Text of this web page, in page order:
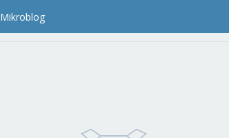
Mikroblog